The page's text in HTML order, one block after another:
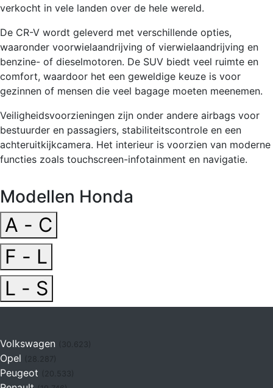
verkocht in vele landen over de hele wereld.
De CR-V wordt geleverd met verschillende opties,
waaronder voorwielaandrijving of vierwielaandrijving en
benzine- of dieselmotoren. De SUV biedt veel ruimte en
comfort, waardoor het een geweldige keuze is voor
gezinnen of mensen die veel bagage moeten meenemen.
Veiligheidsvoorzieningen zijn onder andere airbags voor
bestuurder en passagiers, stabiliteitscontrole en een
achteruitkijkcamera. Het interieur is voorzien van moderne
functies zoals touchscreen-infotainment en navigatie.
Modellen Honda
A - C
F - L
L - S
Volkswagen (30.623)
Opel
Peugeot